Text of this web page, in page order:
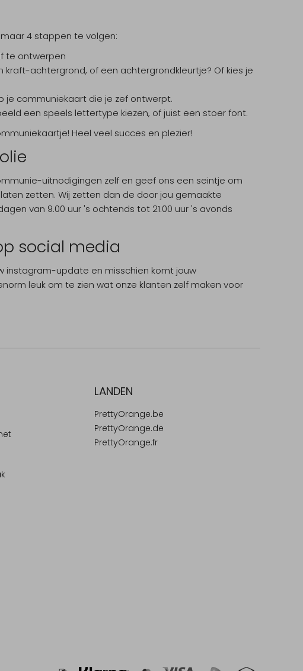
4 stappen te volgen:
te ontwerpen
achtergrond, of een achtergrondkleurtje? Of kies je
je communiekaart die je zef ontwerpt.
een speels lettertype kiezen, of juist een stoer font.
Heel veel succes en plezier!
uitnodigingen zelf en geef ons een seintje om
zetten. Wij zetten dan de door jou gemaakte
van 9.00 uur 's ochtends tot 21.00 uur 's avonds
social media
instagram-update en misschien komt jouw
leuk om te zien wat onze klanten zelf maken voor
LANDEN
PrettyOrange.be
PrettyOrange.de
PrettyOrange.fr